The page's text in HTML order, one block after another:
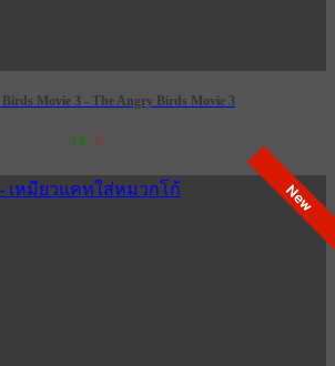
Movie 3 - The Angry Birds Movie 3
14 0
New